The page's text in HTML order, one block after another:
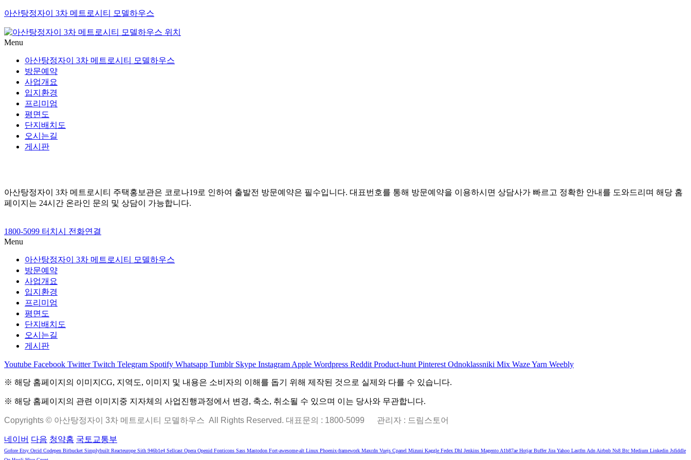
아산탕정자이 3차 메트로시티 모델하우스
Menu
아산탕정자이 3차 메트로시티 모델하우스
방문예약
사업개요
입지환경
프리미엄
평면도
단지배치도
오시는길
게시판
아산탕정자이 3차 메트로시티 주택홍보관은 코로나19로 인하여 출발전 방문예약은 필수입니다. 대표번호를 통해 방문예약을 이용하시면 상담사가 빠르고 정확한 안내를 도와드리며 해당 홈
페이지는 24시간 온라인 문의 및 상담이 가능합니다.
1800-5099 터치시 전화연결
Menu
아산탕정자이 3차 메트로시티 모델하우스
방문예약
사업개요
입지환경
프리미엄
평면도
단지배치도
오시는길
게시판
Youtube Facebook Twitter Twitch Telegram Spotify Whatsapp Tumblr Skype Instagram Apple Wordpress Reddit Product-hunt Pinterest Odnoklassniki Mix WazeYarn Weebly
※ 해당 홈페이지의 이미지CG, 지역도, 이미지 및 내용은 소비자의 이해를 돕기 위해 제작된 것으로 실제와 다를 수 있습니다.
※ 해당 홈페이지의 관련 이미지중 지자체의 사업진행과정에서 변경, 축소, 취소될 수 있으며 이는 당사와 무관합니다.
Copyrights © 아산탕정자이 3차 메트로시티 모델하우스 All Rights Reserved. 대표문의 : 1800-5099 관리자 : 드림스토어
네이버 다음 청약홈 국토교통부
Gofore Etsy Orcid Codepen Bitbucket Simplybuilt Reacteurope Sith 946b1e4 Sellcast Opera Openid Fonticons Sass Mastodon Fort-awesome-alt Linux Phoenix-framework Maxcdn Vuejs Cpanel Mizuni Kaggle Fedex Dhl Jenkins Magento A1b87ae Hotjar Buffer Jira Yahoo Lastfm Adn Airbnb Ns8 Btc Medium Linkedin Jsfiddle